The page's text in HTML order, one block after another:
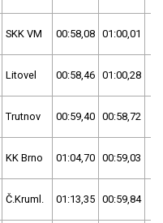
SKK VM 00:58,08 01:00,01
Litovel 00:58,46 01:00,28
Trutnov 00:59,40 00:58,72
KK Brno 01:04,70 00:59,03
Č.Kruml. 01:13,35 00:59,84